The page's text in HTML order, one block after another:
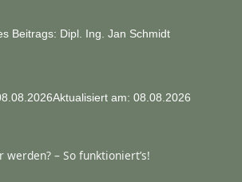
Beitrags: Dipl. Ing. Jan Schmidt
Aktualisiert am: 08.08.2026
werden? – So funktioniert’s!